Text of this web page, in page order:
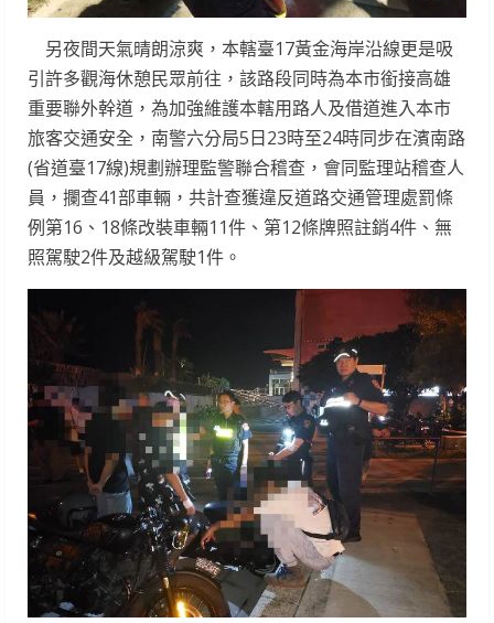
另夜間天氣晴朗涼爽，本轄臺17黃金海岸沿線更是吸
引許多觀海休憩民眾前往，該路段同時為本市銜接高雄
重要聯外幹道，為加強維護本轄用路人及借道進入本市
旅客交通安全，南警六分局5日23時至24時同步在濱南路
(省道臺17線)規劃辦理監警聯合稽查，會同監理站稽查人
員，攔查41部車輛，共計查獲違反道路交通管理處罰條
例第16、18條改裝車輛11件、第12條牌照註銷4件、無
照駕駛2件及越級駕駛1件。